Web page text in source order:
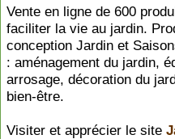
Vente en ligne de 600
faciliter la vie au jardin.
conception Jardin et
: aménagement du jardin,
arrosage, décoration du
bien-être.
Visiter et apprécier le site